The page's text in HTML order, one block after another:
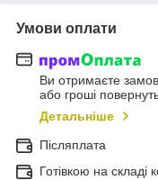
Умови оплати
Ви отримаєте
або гроші
Детальніше
Післяплата
Готівкою на складі